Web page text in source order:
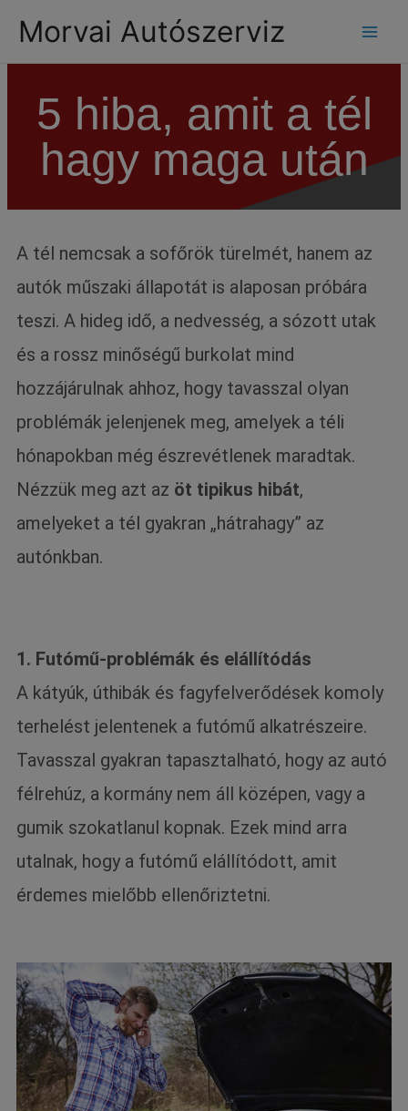
Morvai Autószerviz
5 hiba, amit a tél
hagy maga után
A tél nemcsak a sofőrök türelmét, hanem az
autók műszaki állapotát is alaposan próbára
teszi. A hideg idő, a nedvesség, a sózott utak
és a rossz minőségű burkolat mind
hozzájárulnak ahhoz, hogy tavasszal olyan
problémák jelenjenek meg, amelyek a téli
hónapokban még észrevétlenek maradtak.
Nézzük meg azt az öt tipikus hibát,
amelyeket a tél gyakran „hátrahagy” az
autónkban.
1. Futómű-problémák és elállítódás
A kátyúk, úthibák és fagyfelverődések komoly
terhelést jelentenek a futómű alkatrészeire.
Tavasszal gyakran tapasztalható, hogy az autó
félrehúz, a kormány nem áll középen, vagy a
gumik szokatlanul kopnak. Ezek mind arra
utalnak, hogy a futómű elállítódott, amit
érdemes mielőbb ellenőriztetni.